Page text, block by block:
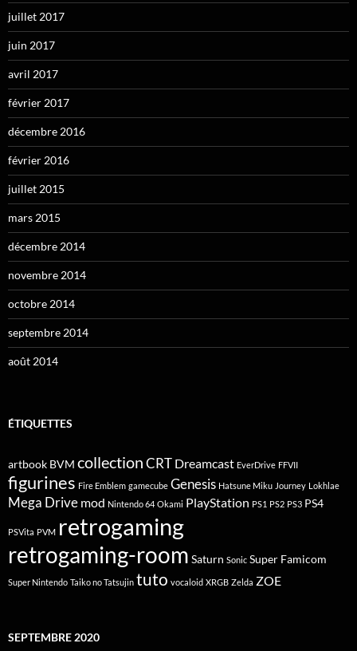
juillet 2017
juin 2017
avril 2017
février 2017
décembre 2016
février 2016
juillet 2015
mars 2015
décembre 2014
novembre 2014
octobre 2014
septembre 2014
août 2014
ÉTIQUETTES
artbook BVM collectionCRT Dreamcast EverDrive FFVII
figurines Fire Emblem gamecube Genesis Hatsune Miku Journey Lokhlae
Mega Drive mod Nintendo 64 Okami PlayStation PS1 PS2 PS3 PS4
PSVita PVM retrogaming
retrogaming-room Saturn Sonic Super Famicom
Super Nintendo Taiko no Tatsujin tuto vocaloid XRGB Zelda ZOE
SEPTEMBRE 2020